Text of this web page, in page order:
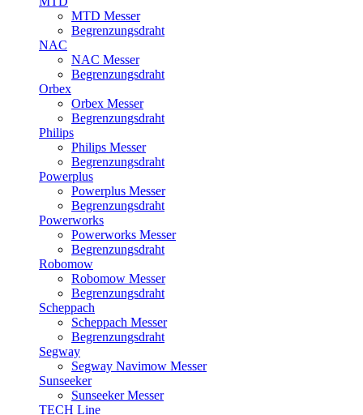
MTD Messer
Begrenzungsdraht
NAC
NAC Messer
Begrenzungsdraht
Orbex
Orbex Messer
Begrenzungsdraht
Philips
Philips Messer
Begrenzungsdraht
Powerplus
Powerplus Messer
Begrenzungsdraht
Powerworks
Powerworks Messer
Begrenzungsdraht
Robomow
Robomow Messer
Begrenzungsdraht
Scheppach
Scheppach Messer
Begrenzungsdraht
Segway
Segway Navimow Messer
Sunseeker
Sunseeker Messer
TECH Line